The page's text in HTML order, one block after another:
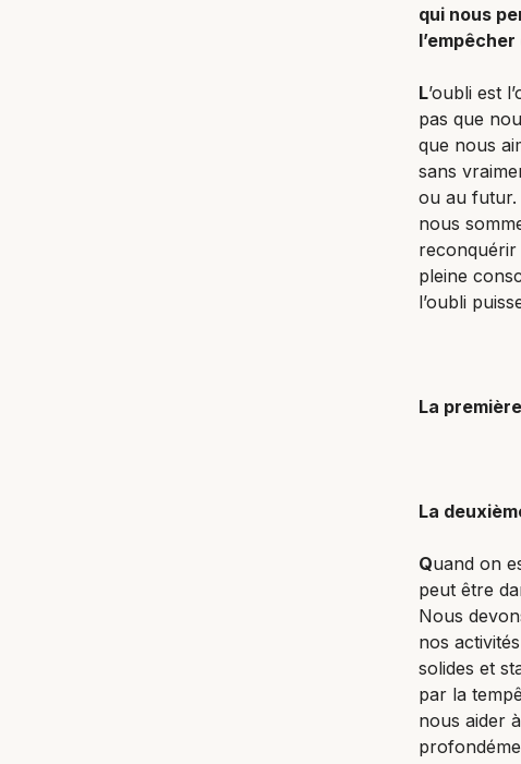
qui nous
L’oubli est
pas que
que nous
sans
ou au futur.
nous
reconquérir
pleine
l’oubli
La
La
Quand on
peut être
Nous
nos
solides et
par la
nous aider